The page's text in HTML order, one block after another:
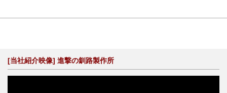
[当社紹介映像] 進撃の釧路製作所